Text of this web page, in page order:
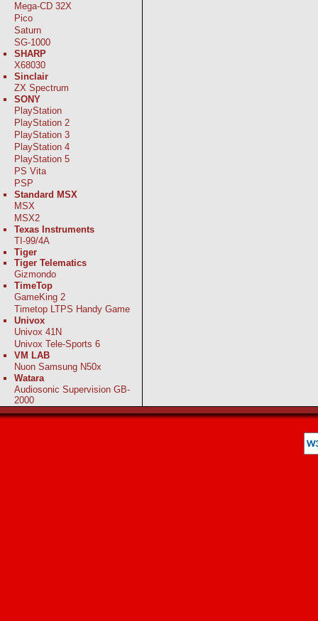
Mega-CD 32X
Pico
Saturn
SG-1000
SHARP
X68030
Sinclair
ZX Spectrum
SONY
PlayStation
PlayStation 2
PlayStation 3
PlayStation 4
PlayStation 5
PS Vita
PSP
Standard MSX
MSX
MSX2
Texas Instruments
TI-99/4A
Tiger
Tiger Telematics
Gizmondo
TimeTop
GameKing 2
Timetop LTPS Handy Game
Univox
Univox 41N
Univox Tele-Sports 6
VM LAB
Nuon Samsung N50x
Watara
Audiosonic Supervision GB-
2000